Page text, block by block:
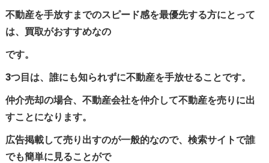
不動産を手放すまでのスピード感を最優先する方にとって
は、買取がおすすめなの
です。
3つ目は、誰にも知られずに不動産を手放せることです。
仲介売却の場合、不動産会社を仲介して不動産を売りに出
すことになります。
広告掲載して売り出すのが一般的なので、検索サイトで誰
でも簡単に見ることがで